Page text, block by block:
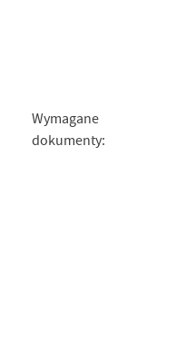
Wymagane
dokumenty: